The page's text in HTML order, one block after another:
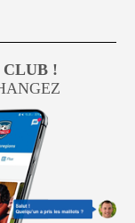
CLUB !